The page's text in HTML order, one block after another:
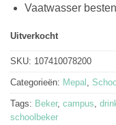
Vaatwasser
Uitverkocht
SKU: 107410078200
Categorieën: Mepal
Tags: Beker, campus
schoolbeker